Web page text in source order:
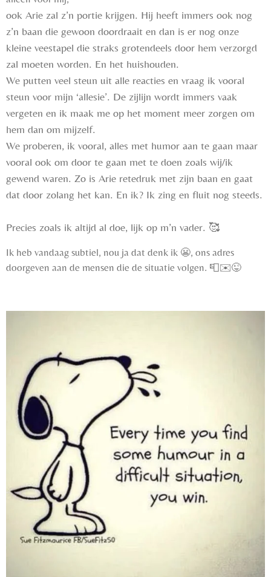
ook Arie zal z’n portie krijgen. Hij heeft immers ook nog
z’n baan die gewoon doordraait en dan is er nog onze
kleine veestapel die straks grotendeels door hem verzorgd
zal moeten worden. En het huishouden.
We putten veel steun uit alle reacties en vraag ik vooral
steun voor mijn ‘allesie’. De zijlijn wordt immers vaak
vergeten en ik maak me op het moment meer zorgen om
hem dan om mijzelf.
We proberen, ik vooral, alles met humor aan te gaan maar
vooral ook om door te gaan met te doen zoals wij/ik
gewend waren. Zo is Arie retedruk met zijn baan en gaat
dat door zolang het kan. En ik? Ik zing en fluit nog steeds.
Precies zoals ik altijd al doe, lijk op m’n vader. 🥰
Ik heb vandaag subtiel, nou ja dat denk ik 😬, ons adres
doorgeven aan de mensen die de situatie volgen. 📮✉️😜